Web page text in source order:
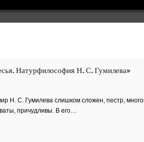
Натурфилософия Н. С. Гумилева»
Н. С. Гумилева слишком сложен, пестр,
причудливы. В его…